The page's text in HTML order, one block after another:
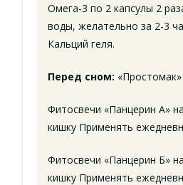
Омега-3 по 2 капсулы 2
воды, желательно за 2-3
Кальций геля.
Перед сном:
Фитосвечи «Панцерин А»
кишку Применять
Фитосвечи «Панцерин Б»
кишку Применять